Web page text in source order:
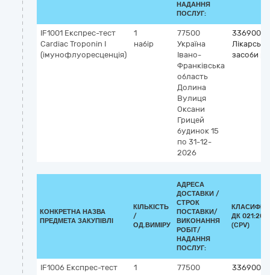
НАДАННЯ
ПОСЛУГ:
IF1001 Експрес-тест
Cardiac Troponin I
(імунофлуоресценція)
1
набір
77500
Україна
Івано-
Франківська
область
Долина
Вулиця
Оксани
Грицей
будинок 15
по 31-12-
2026
Лікарські
засоби
КОНКРЕТНА НАЗВА
ПРЕДМЕТА ЗАКУПІВЛІ
КІЛЬКІСТЬ
/
ОД.ВИМІРУ
АДРЕСА
ДОСТАВКИ /
СТРОК
ПОСТАВКИ/
ВИКОНАННЯ
РОБІТ/
НАДАННЯ
ПОСЛУГ:
ДК
(CPV)
IF1006 Експрес-тест
1
77500